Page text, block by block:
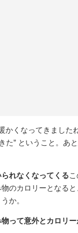
かくなってきました
た” ということ。あ
れなくなってくる
のカロリーとなる
か。
って意外とカロリ